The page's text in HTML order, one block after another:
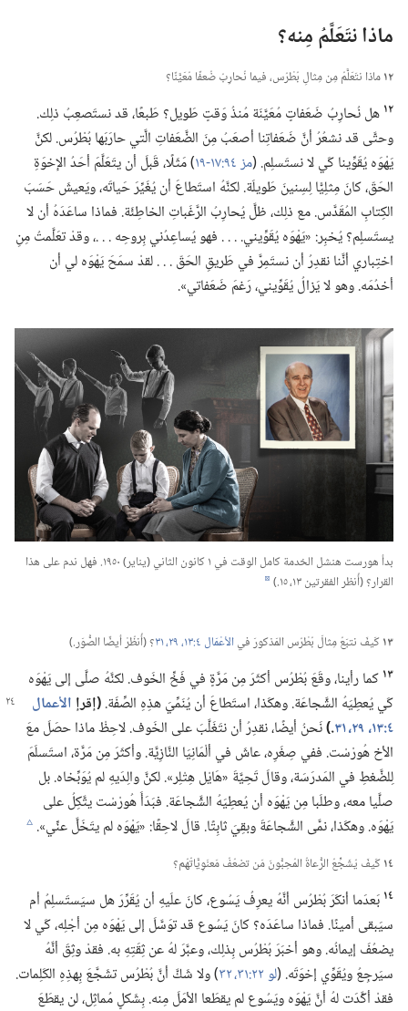
ماذا نتَعَلَّمُ مِنه؟‏
١٢ماذا نتَعَلَّمُ مِن مِثالِ بُطْرُس،‏ فيما نُحارِبُ ضُعفًا مُعَيَّنًا؟‏
١٢ هل نُحارِبُ ضَعَفاتٍ مُعَيَّنَة مُنذُ وَقتٍ طَويل؟‏ طَبعًا،‏ قد نستَصعِبُ ذلِك.‏
وحتَّى قد نشعُرُ أنَّ ضَعَفاتِنا أصعَبُ مِنَ الضَّعَفاتِ الَّتي حارَبَها بُطْرُس.‏ لكنَّ
يَهْوَه يُقَوِّينا كَي لا نستَسلِم.‏ (‏مز ٩٤:‏١٧-‏١٩
‏)‏ مَثَلًا،‏ قَبلَ أن يتَعَلَّمَ أحَدُ الإخوَةِ
الحَقّ،‏ كانَ مِثلِيًّا لِسِنينَ طَويلَة.‏ لكنَّهُ استَطاعَ أن يُغَيِّرَ حَياتَه،‏ ويَعيشَ حَسَبَ
الكِتابِ المُقَدَّس.‏ مع ذلِك،‏ ظلَّ يُحارِبُ الرَّغَباتِ الخاطِئَة.‏ فماذا ساعَدَهُ أن لا
يستَسلِم؟‏ يُخبِر:‏ «يَهْوَه يُقَوِّيني.‏ .‏ .‏ .‏ فهو يُساعِدُني بِروحِه .‏ .‏ .‏،‏ وقدْ تعَلَّمتُ مِنِ
اختِباري أنَّنا نقدِرُ أن نستَمِرَّ في طَريقِ الحَقّ .‏ .‏ .‏ لقدْ سمَحَ يَهْوَه لي أن
أخدُمَه.‏ وهو لا يَزالُ يُقَوِّيني،‏ رَغمَ ضَعَفاتي».‏
بدأ هورست هنشل الخدمة كامل الوقت في ١ كانون الثاني (‏يناير)‏ ١٩٥٠.‏ فهل ندم على هذا
القرار؟‏ (‏أُنظر الفقرتين ١٣،‏ ١٥.‏)‏
d
١٣كَيفَ نتبَعُ مِثالَ بُطْرُس المَذكورَ فيالأعْمَال ٤:‏١٣،‏
‏؟‏ (‏أُنظُرْ أيضًا الصُّوَر.‏)‏
١٣ كما رأينا،‏ وقَعَ بُطْرُس أكثَرَ مِن مَرَّةٍ في فَخِّ الخَوف.‏ لكنَّهُ صلَّى إلى يَهْوَه
كَي يُعطِيَهُ الشَّجاعَة.‏ وهكَذا،‏استَطاعَ أن يُنَمِّيَ هذِهِ الصِّفَة.‏‏(‏إقرإ الأعمال
٤:‏١٣،‏
٢٩،‏ ٣١‏.‏)‏نَحنُ أيضًا،‏ نقدِرُ أن نتَغَلَّبَ على الخَوف.‏ لاحِظْ ماذا حصَلَ معَ
الأخ هُورْسْت.‏ ففي صِغَرِه،‏ عاشَ في ألْمَانِيَا النَّازِيَّة.‏ وأكثَرَ مِن مَرَّة،‏ استَسلَمَ
لِلضَّغطِ في المَدرَسَة،‏ وقالَ تَحِيَّةَ «هَايْل هِتْلِر».‏ لكنَّ والِدَيهِ لم يُوَبِّخاه.‏ بل
صلَّيا معه،‏ وطلَبا مِن يَهْوَه أن يُعطِيَهُ الشَّجاعَة.‏ فبَدَأَ هُورْسْت يتَّكِلُ على
يَهْوَه.‏ وهكَذا،‏ نمَّى الشَّجاعَةَ وبقِيَ ثابِتًا.‏ قالَ لاحِقًا:‏ «يَهْوَه لم يتَخَلَّ عنِّي».‏ c
١٤كَيفَ يُشَجِّعُ الرُّعاةُ المُحِبُّونَ مَن تضعُفُ مَعنَوِيَّاتُهُم؟‏
١٤ بَعدَما أنكَرَ بُطْرُس أنَّهُ يعرِفُ يَسُوع،‏ كانَ علَيهِ أن يُقَرِّرَ هل سيَستَسلِمُ أم
سيَبقى أمينًا.‏ فماذا ساعَدَه؟‏ كانَ يَسُوع قد توَسَّلَ إلى يَهْوَه مِن أجْلِه،‏ كَي لا
يضعُفَ إيمانُه.‏ وهو أخبَرَ بُطْرُس بِذلِك،‏ وعبَّرَ لهُ عن ثِقَتِهِ به.‏ فقدْ وثِقَ أنَّهُ
سيَرجِعُ ويُقَوِّي إخوَتَه.‏ (‏لو ٢٢:‏٣١،‏ ٣٢
‏)‏ ولا شَكَّ أنَّ بُطْرُس تشَجَّعَ بِهذِهِ الكَلِمات.‏
فقدْ أكَّدَت لهُ أنَّ يَهْوَه ويَسُوع لم يقطَعا الأمَلَ مِنه.‏ بِشَكلٍ مُماثِل،‏ لن يقطَعَ